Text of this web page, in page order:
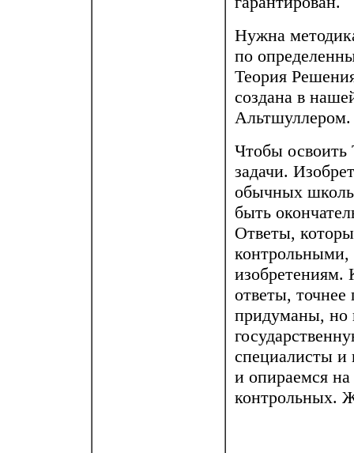
Нужна
по
Теория
создана в
Альтшуллером.
Чтобы освоить
задачи.
обычных
быть
Ответы,
контрольными,
ответы, точнее
придуманы, но
специалисты
и опираемся
контрольных.